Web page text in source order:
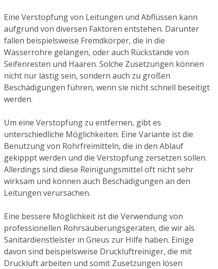
Eine Verstopfung von Leitungen und Abflüssen kann
aufgrund von diversen Faktoren entstehen. Darunter
fallen beispielsweise Fremdkörper, die in die
Wasserrohre gelangen, oder auch Rückstände von
Seifenresten und Haaren. Solche Zusetzungen können
nicht nur lästig sein, sondern auch zu großen
Beschädigungen führen, wenn sie nicht schnell beseitigt
werden.
Um eine Verstopfung zu entfernen, gibt es
unterschiedliche Möglichkeiten. Eine Variante ist die
Benutzung von Rohrfreimitteln, die in den Ablauf
gekipppt werden und die Verstopfung zersetzen sollen.
Allerdings sind diese Reinigungsmittel oft nicht sehr
wirksam und können auch Beschädigungen an den
Leitungen verursachen.
Eine bessere Möglichkeit ist die Verwendung von
professionellen Rohrsäuberungsgeräten, die wir als
Sanitärdienstleister in Gneus zur Hilfe haben. Einige
davon sind beispielsweise Druckluftreiniger, die mit
Druckluft arbeiten und somit Zusetzungen lösen